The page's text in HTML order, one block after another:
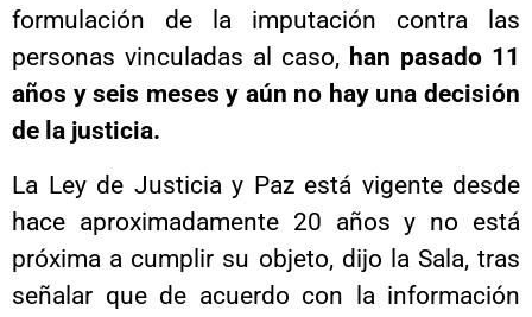
formulación de la imputación contra las
personas vinculadas al caso, han pasado 11
años y seis meses y aún no hay una decisión
de la justicia.
La Ley de Justicia y Paz está vigente desde
hace aproximadamente 20 años y no está
próxima a cumplir su objeto, dijo la Sala, tras
señalar que de acuerdo con la información